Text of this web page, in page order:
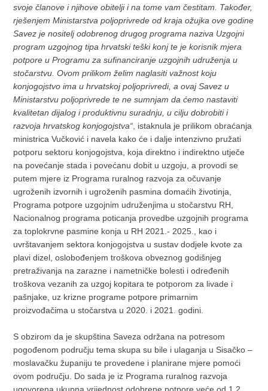
svoje članove i njihove obitelji i na tome vam čestitam. Također,
rješenjem Ministarstva poljoprivrede od kraja ožujka ove godine
Savez je nositelj odobrenog drugog programa naziva Uzgojni
program uzgojnog tipa hrvatski teški konj te je korisnik mjera
potpore u Programu za sufinanciranje uzgojnih udruženja u
stočarstvu. Ovom prilikom želim naglasiti važnost koju
konjogojstvo ima u hrvatskoj poljoprivredi, a ovaj Savez u
Ministarstvu poljoprivrede te ne sumnjam da ćemo nastaviti
kvalitetan dijalog i produktivnu suradnju, u cilju dobrobiti i
razvoja hrvatskog konjogojstva“ , istaknula je prilikom obraćanja
ministrica Vučković i navela kako će i dalje intenzivno pružati
potporu sektoru konjogojstva, koja direktno i indirektno utječe
na povećanje stada i povećanu dobit u uzgoju, a provodi se
putem mjere iz Programa ruralnog razvoja za očuvanje
ugroženih izvornih i ugroženih pasmina domaćih životinja,
Programa potpore uzgojnim udruženjima u stočarstvu RH,
Nacionalnog programa poticanja provedbe uzgojnih programa
za toplokrvne pasmine konja u RH 2021.- 2025., kao i
uvrštavanjem sektora konjogojstva u sustav dodjele kvote za
plavi dizel, oslobođenjem troškova obveznog godišnjeg
pretraživanja na zarazne i nametničke bolesti i određenih
troškova vezanih za uzgoj kopitara te potporom za livade i
pašnjake, uz krizne programe potpore primarnim
proizvođačima u stočarstva u 2020. i 2021. godini.
S obzirom da je skupština Saveza održana na potresom
pogođenom području tema skupa su bile i ulaganja u Sisačko –
moslavačku županiju te provedene i planirane mjere pomoći
ovom području. Do sada je iz Programa ruralnog razvoja